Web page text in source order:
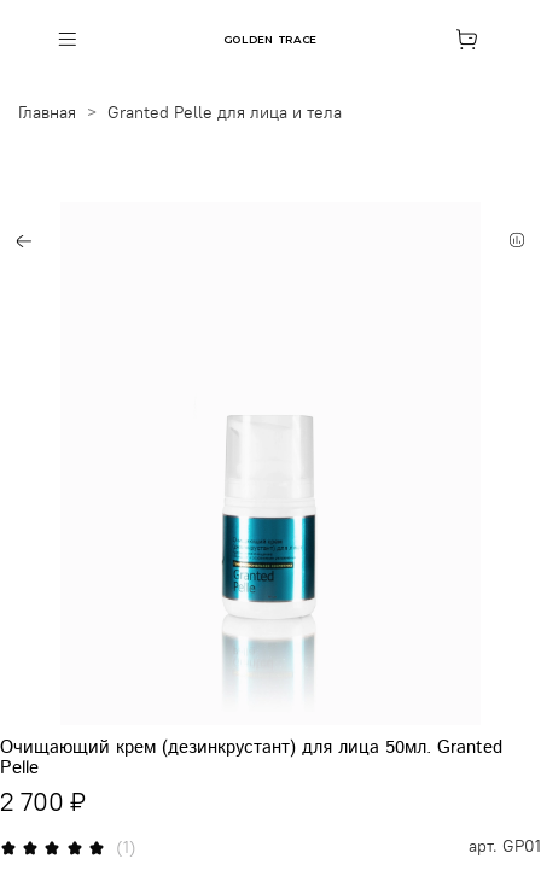
GOLDEN TRACE
Главная Granted Pelle для лица и тела
(1) арт. GP01
Очищающий крем (дезинкрустант) для лица 50мл. Granted
Pelle
2 700 ₽